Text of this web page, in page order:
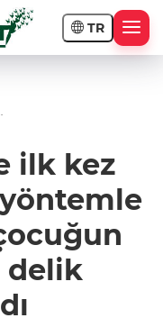
TR
ilk kez
delik